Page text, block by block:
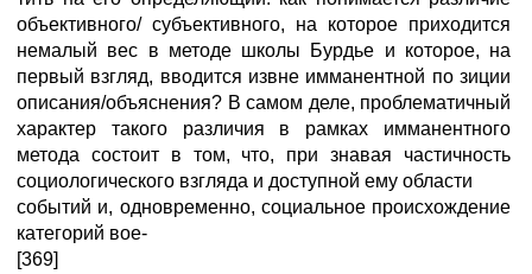
объективного/ субъективного, на которое приходится
немалый вес в методе школы Бурдье и которое, на
первый взгляд, вводится извне имманентной по зиции
описания/объяснения? В самом деле, проблематичный
характер такого различия в рамках имманентного
метода состоит в том, что, при знавая частичность
социологического взгляда и доступной ему области
событий и, одновременно, социальное происхождение
категорий вое-
[369]